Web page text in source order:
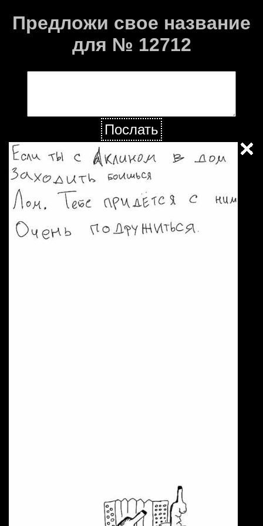
Предложи свое название
для № 12712
Послать